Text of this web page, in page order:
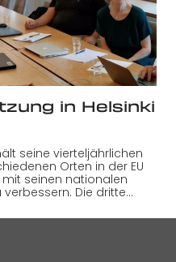
in Helsinki
seine vierteljährlichen
Orten in der EU
seinen nationalen
Die dritte…